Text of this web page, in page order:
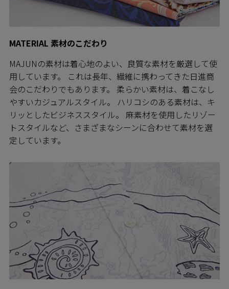
MATERIAL 素材のこだわり
MAJUNの素材は着心地のよい、良質な素材を厳選して使
用しています。 これは長年、繊維に携わってきた日進商
会のこだわりでもあります。 柔らかい素材は、着こなし
やすいカジュアルスタイル。 ハリコシのある素材は、キ
リッとしたビジネススタイル。 麻素材を使用したリゾー
トスタイルなど、さまざまなシーンに合わせて素材を選
定しています。